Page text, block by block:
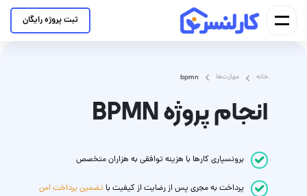
ثبت پروژه رایگان
خانه مهارت‌ها bpmn
انجام پروژه BPMN
برونسپاری کارها با هزینه توافقی به هزاران متخصص
پرداخت به مجری پس از رضایت از کیفیت با تضمین پرداخت امن